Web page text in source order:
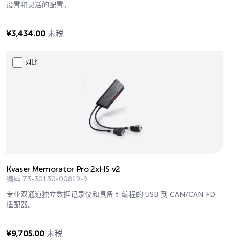
设置和灵活的配置。
¥3,434.00 未税
对比
Kvaser Memorator Pro 2xHS v2
编码 73-30130-00819-9
专业双通道独立数据记录仪和具备 t-编程的 USB 到 CAN/CAN FD
适配器。
¥9,705.00 未税